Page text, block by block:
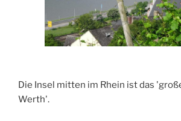
Die Insel mitten im Rhein ist das
Werth'.